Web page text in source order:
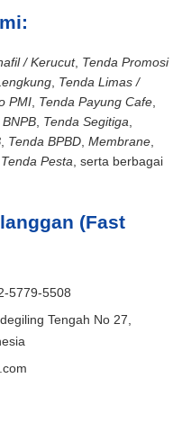
/ Kerucut, Tenda Promosi
Tenda Limas /
PMI Tenda Payung Cafe
Tenda Segitiga
Tenda BPBD Membrane
Tenda Pesta , serta berbagai
(Fast
5779-5508
Tengah No 27,